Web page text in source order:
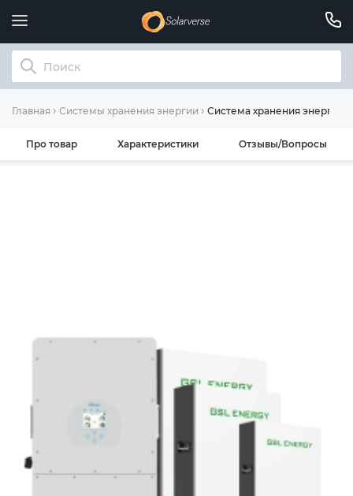
Главная Системы хранения энергии Система хранения энергии
Про товар Характеристики Отзывы/Вопросы